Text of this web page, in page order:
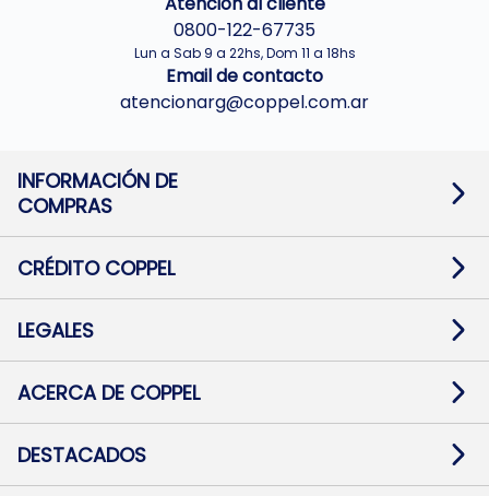
0800-122-67735
Lun a Sab 9 a 22hs, Dom 11 a 18hs
Email de contacto
atencionarg@coppel.com.ar
INFORMACIÓN DE
COMPRAS
Términos y condiciones
Botón de arrepentimiento
Mapa de sitio
CRÉDITO COPPEL
Solicitar Crédito
Medios de Pago
Pago Fácil Online
LEGALES
Baja contratos
Defensa al consumidor CABA
ACERCA DE COPPEL
Trabajá con Nosotros
Preguntas Frecuentes
DESTACADOS